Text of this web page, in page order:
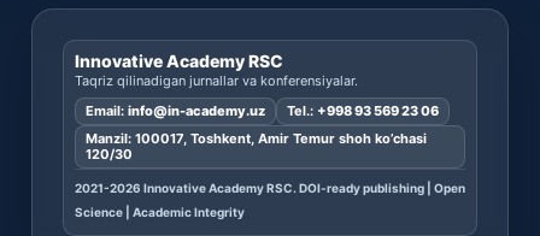
Innovative Academy RSC
Taqriz qilinadigan jurnallar va konferensiyalar.
Email: info@in-academy.uz Tel.: +998 93 569 23 06
Manzil: 100017, Toshkent, Amir Temur shoh ko’chasi
120/30
2021-2026 Innovative Academy RSC. DOI-ready publishing | Open
Science | Academic Integrity